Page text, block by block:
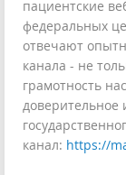
пациентские
федеральных
отвечают
канала - не
грамотность
доверительное
канал: https://